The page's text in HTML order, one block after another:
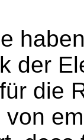
der
die